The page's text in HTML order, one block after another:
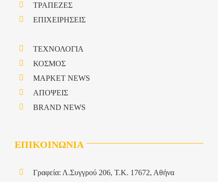
ΤΡΑΠΕΖΕΣ
ΕΠΙΧΕΙΡΗΣΕΙΣ
ΤΕΧΝΟΛΟΓΙΑ
ΚΟΣΜΟΣ
ΜΑΡΚΕΤ NEWS
ΑΠΟΨΕΙΣ
BRAND NEWS
ΕΠΙΚΟΙΝΩΝΙΑ
Γραφεία: Λ.Συγγρού 206, Τ.Κ. 17672, Αθήνα